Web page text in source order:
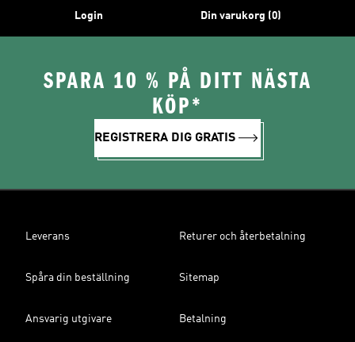
Login Din varukorg (0)
SPARA 10 % PÅ DITT NÄSTA
KÖP*
REGISTRERA DIG GRATIS
Leverans Returer och återbetalning
Spåra din beställning Sitemap
Ansvarig utgivare Betalning